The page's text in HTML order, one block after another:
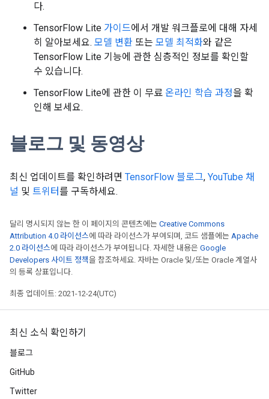
다.
TensorFlow Lite 가이드에서 개발 워크플로에 대해 자세
히 알아보세요. 모델 변환 또는 모델 최적화와 같은
TensorFlow Lite 기능에 관한 심층적인 정보를 확인할
수 있습니다.
TensorFlow Lite에 관한 이 무료 온라인 학습 과정을 확
인해 보세요.
블로그 및 동영상
최신 업데이트를 확인하려면 TensorFlow 블로그, YouTube 채
널 및 트위터를 구독하세요.
달리 명시되지 않는 한 이 페이지의 콘텐츠에는 Creative Commons
Attribution 4.0 라이선스에 따라 라이선스가 부여되며, 코드 샘플에는 Apache
2.0 라이선스에 따라 라이선스가 부여됩니다. 자세한 내용은 Google
Developers 사이트 정책을 참조하세요. 자바는 Oracle 및/또는 Oracle 계열사
의 등록 상표입니다.
최종 업데이트: 2021-12-24(UTC)
최신 소식 확인하기
블로그
GitHub
Twitter